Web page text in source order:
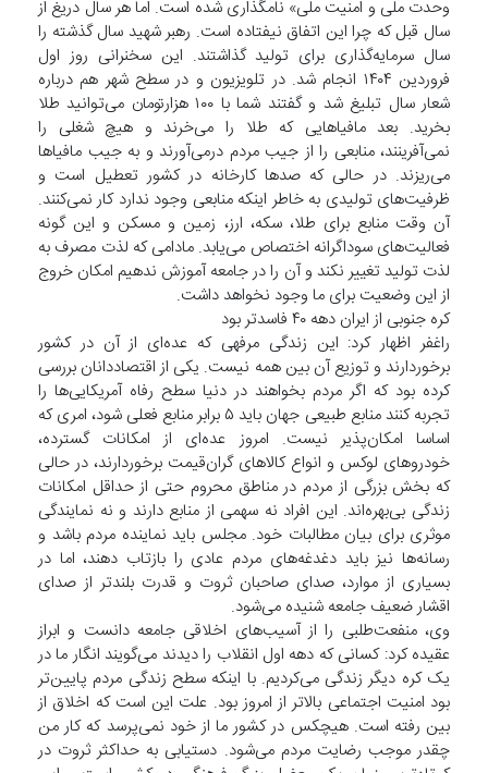
وحدت ملی و امنیت ملی» نامگذاری شده است. اما هر سال دریغ از
سال قبل که چرا این اتفاق نیفتاده است. رهبر شهید سال گذشته را
سال سرمایه‌گذاری برای تولید گذاشتند. این سخنرانی روز اول
فروردین ۱۴۰۴ انجام شد. در تلویزیون و در سطح شهر هم درباره
شعار سال تبلیغ شد و گفتند شما با ۱۰۰ هزارتومان می‌توانید طلا
بخرید. بعد مافیاهایی که طلا را می‌خرند و هیچ شغلی را
نمی‌آفرینند، منابعی را از جیب مردم درمی‌آورند و به جیب مافیاها
می‌ریزند. در حالی که صدها کارخانه در کشور تعطیل است و
ظرفیت‌های تولیدی به خاطر اینکه منابعی وجود ندارد کار نمی‌کنند.
آن وقت منابع برای طلا، سکه، ارز، زمین و مسکن و این گونه
فعالیت‌های سوداگرانه اختصاص می‌یابد. مادامی که لذت مصرف به
لذت تولید تغییر نکند و آن را در جامعه آموزش ندهیم امکان خروج
از این وضعیت برای ما وجود نخواهد داشت.
کره جنوبی از ایران دهه ۴۰ فاسدتر بود
راغفر اظهار کرد: این زندگی مرفهی که عده‌ای از آن در کشور
برخوردارند و توزیع آن بین همه نیست. یکی از اقتصاددانان بررسی
کرده بود که اگر مردم بخواهند در دنیا سطح رفاه آمریکایی‌ها را
تجربه کنند منابع طبیعی جهان باید ۵ برابر منابع فعلی شود، امری که
اساسا امکان‌پذیر نیست. امروز عده‌ای از امکانات گسترده،
خودروهای لوکس و انواع کالاهای گران‌قیمت برخوردارند، در حالی
که بخش بزرگی از مردم در مناطق محروم حتی از حداقل امکانات
زندگی بی‌بهره‌اند. این افراد نه سهمی از منابع دارند و نه نمایندگی
موثری برای بیان مطالبات خود. مجلس باید نماینده مردم باشد و
رسانه‌ها نیز باید دغدغه‌های مردم عادی را بازتاب دهند، اما در
بسیاری از موارد، صدای صاحبان ثروت و قدرت بلندتر از صدای
اقشار ضعیف جامعه شنیده می‌شود.
وی، منفعت‌طلبی را از آسیب‌های اخلاقی جامعه دانست و ابراز
عقیده کرد: کسانی که دهه اول انقلاب را دیدند می‌گویند انگار ما در
یک کره دیگر زندگی می‌کردیم. با اینکه سطح زندگی مردم پایین‌تر
بود امنیت اجتماعی بالاتر از امروز بود. علت این است که اخلاق از
بین رفته است. هیچکس در کشور ما از خود نمی‌پرسد که کار من
چقدر موجب رضایت مردم می‌شود. دستیابی به حداکثر ثروت در